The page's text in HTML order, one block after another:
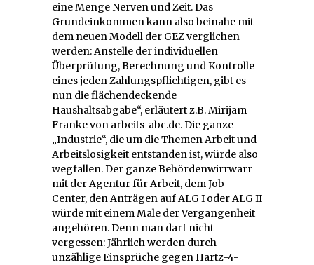
eine Menge Nerven und Zeit. Das
Grundeinkommen kann also beinahe mit
dem neuen Modell der GEZ verglichen
werden: Anstelle der individuellen
Überprüfung, Berechnung und Kontrolle
eines jeden Zahlungspflichtigen, gibt es
nun die flächendeckende
Haushaltsabgabe“, erläutert z.B. Mirijam
Franke von arbeits-abc.de. Die ganze
„Industrie“, die um die Themen Arbeit und
Arbeitslosigkeit entstanden ist, würde also
wegfallen. Der ganze Behördenwirrwarr
mit der Agentur für Arbeit, dem Job-
Center, den Anträgen auf ALG I oder ALG II
würde mit einem Male der Vergangenheit
angehören. Denn man darf nicht
vergessen: Jährlich werden durch
unzählige Einsprüche gegen Hartz-4-